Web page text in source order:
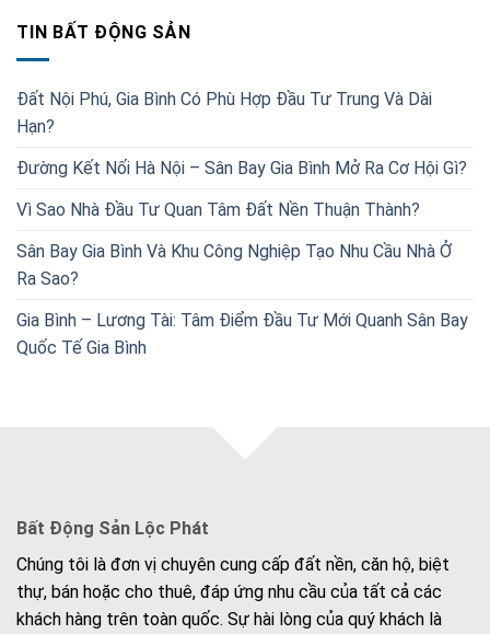
TIN BẤT ĐỘNG SẢN
Đất Nội Phú, Gia Bình Có Phù Hợp Đầu Tư Trung Và Dài
Hạn?
Đường Kết Nối Hà Nội – Sân Bay Gia Bình Mở Ra Cơ Hội Gì?
Vì Sao Nhà Đầu Tư Quan Tâm Đất Nền Thuận Thành?
Sân Bay Gia Bình Và Khu Công Nghiệp Tạo Nhu Cầu Nhà Ở
Ra Sao?
Gia Bình – Lương Tài: Tâm Điểm Đầu Tư Mới Quanh Sân Bay
Quốc Tế Gia Bình
Bất Động Sản Lộc Phát
Chúng tôi là đơn vị chuyên cung cấp đất nền, căn hộ, biệt
thự, bán hoặc cho thuê, đáp ứng nhu cầu của tất cả các
khách hàng trên toàn quốc. Sự hài lòng của quý khách là